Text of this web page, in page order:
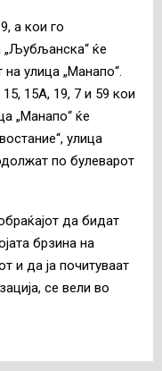
а кои го
„Љубљанска“ ќе
улица „Манапо“.
15А, 19, 7 и 59 кои
„Манапо“ ќе
улица
по булеварот
да бидат
брзина на
и да ја почитуваат
се вели во